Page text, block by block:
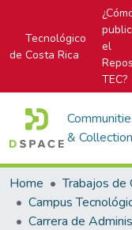
Tecnológico
de Costa Rica
el
TEC?
&
Home
Trabajos de